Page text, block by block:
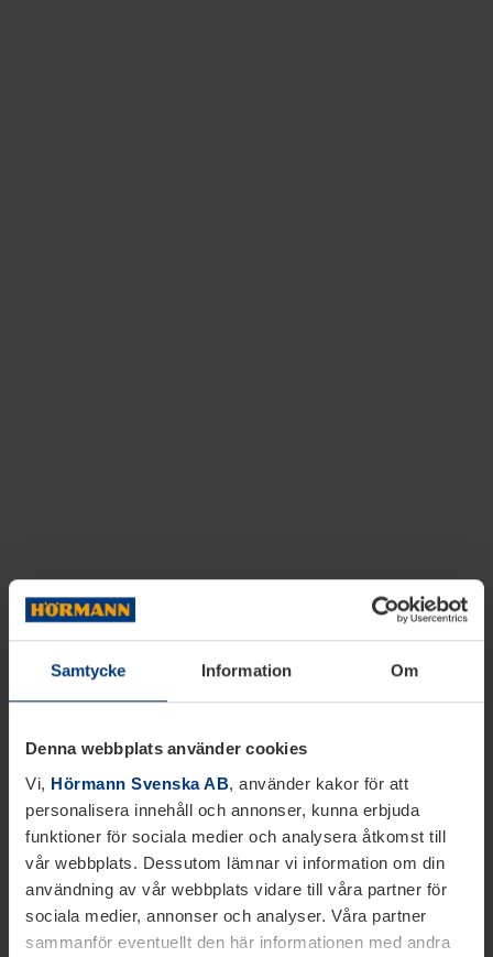
Samtycke Information Om
Denna webbplats använder cookies
Vi, Hörmann Svenska AB, använder kakor för att
personalisera innehåll och annonser, kunna erbjuda
funktioner för sociala medier och analysera åtkomst till
vår webbplats. Dessutom lämnar vi information om din
användning av vår webbplats vidare till våra partner för
sociala medier, annonser och analyser. Våra partner
sammanför eventuellt den här informationen med andra